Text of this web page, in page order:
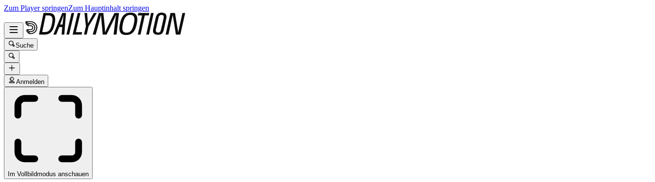
Zum Player springenZum Hauptinhalt springen
Suche
Anmelden
Im Vollbildmodus anschauen